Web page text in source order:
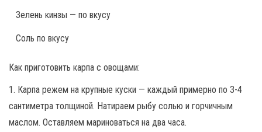
Зелень кинзы — по вкусу
Соль по вкусу
Как приготовить карпа с овощами:
1. Карпа режем на крупные куски — каждый примерно по 3-4
сантиметра толщиной. Натираем рыбу солью и горчичным
маслом. Оставляем мариноваться на два часа.